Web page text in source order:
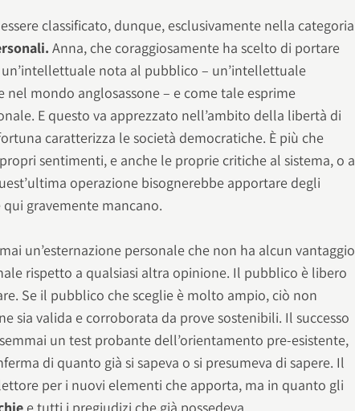
classificato, dunque, esclusivamente nella categoria
Anna, che coraggiosamente ha scelto di portare
un’intellettuale nota al pubblico – un’intellettuale
nel mondo anglosassone – e come tale esprime
E questo va apprezzato nell’ambito della libertà di
caratterizza le società democratiche. È più che
sentimenti, e anche le proprie critiche al sistema, o a
operazione bisognerebbe apportare degli
gravemente mancano.
un’esternazione personale che non ha alcun vantaggio
rispetto a qualsiasi altra opinione. Il pubblico è libero
Se il pubblico che sceglie è molto ampio, ciò non
sia valida e corroborata da prove sostenibili. Il successo
un test probante dell’orientamento pre-esistente,
di quanto già si sapeva o si presumeva di sapere. Il
per i nuovi elementi che apporta, ma in quanto gli